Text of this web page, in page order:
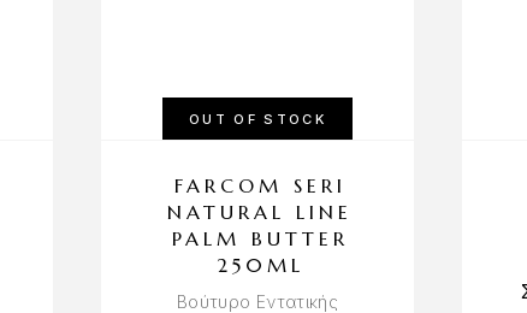
OUT OF STOCK
FARCOM SERI
NATURAL LINE
PALM BUTTER
250ML
Βούτυρο Εντατικής